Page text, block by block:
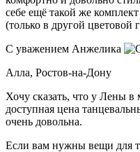
себе ещё такой же
(только в другой цветовой
С уважением Анжелика
Алла, Ростов-на-Дону
Хочу сказать, что у Лены в
доступная цена
очень довольна.
Если вам нужны вещи для